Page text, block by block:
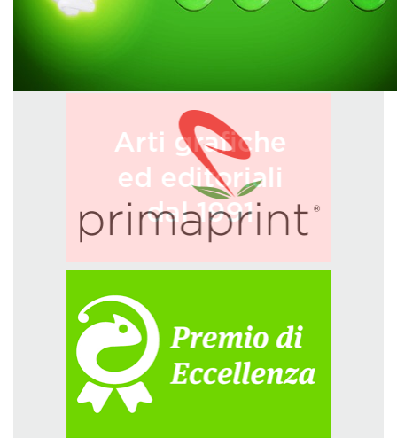
ECOINCENTRIAMOCI